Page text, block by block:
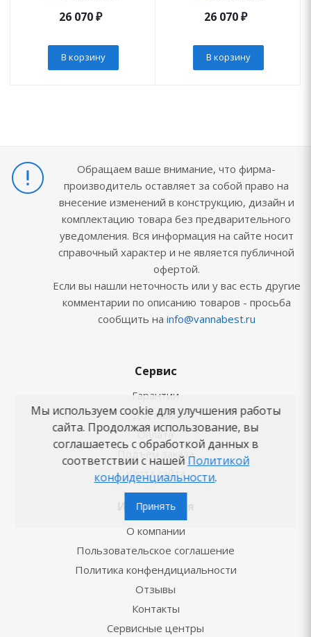
26 070₽
В корзину
26 070₽
В корзину
Обращаем ваше внимание, что фирма-
производитель оставляет за собой право на
внесение изменений в конструкцию, дизайн и
комплектацию товара без предварительного
уведомления. Вся информация на сайте носит
справочный характер и не является публичной
офертой.
Если вы нашли неточность или у вас есть другие
комментарии по описанию товаров - просьба
сообщить на info@vannabest.ru
Сервис
Гарантии
Доставка
Оплата
Подъём заказа
Карта сайта
Информация
О компании
Пользовательское соглашение
Политика конфендициальности
Отзывы
Контакты
Сервисные центры
Мы используем cookie для улучшения работы
сайта. Продолжая использование, вы
соглашаетесь с обработкой данных в
соответствии с нашей Политикой
конфиденциальности.
Принять